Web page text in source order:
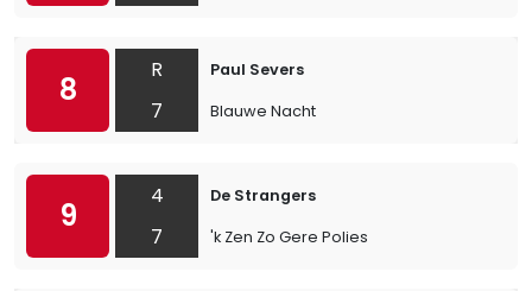
8
R
7
Paul Severs
Blauwe Nacht
9
4
7
De Strangers
'k Zen Zo Gere Polies